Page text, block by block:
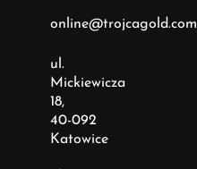
online@trojcagold.com
ul.
Mickiewicza
18,
40-092
Katowice